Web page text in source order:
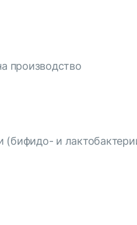
производство
(бифидо- и